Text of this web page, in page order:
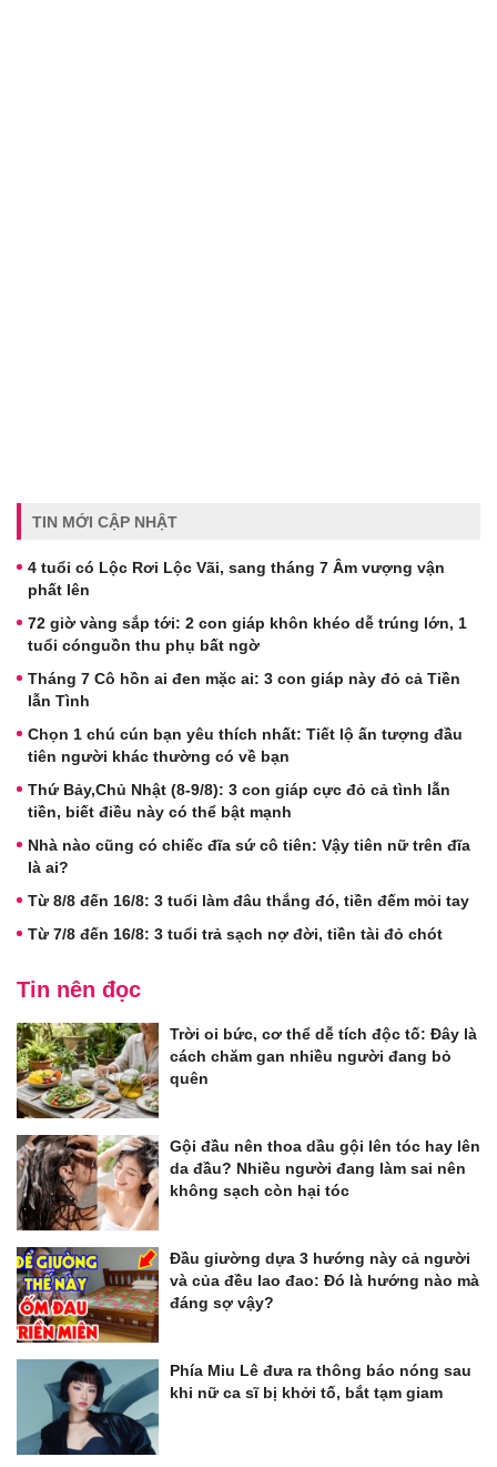
TIN MỚI CẬP NHẬT
4 tuổi có Lộc Rơi Lộc Vãi, sang tháng 7 Âm vượng vận
phất lên
72 giờ vàng sắp tới: 2 con giáp khôn khéo dễ trúng lớn, 1
tuổi cónguồn thu phụ bất ngờ
Tháng 7 Cô hồn ai đen mặc ai: 3 con giáp này đỏ cả Tiền
lẫn Tình
Chọn 1 chú cún bạn yêu thích nhất: Tiết lộ ấn tượng đầu
tiên người khác thường có về bạn
Thứ Bảy,Chủ Nhật (8-9/8): 3 con giáp cực đỏ cả tình lẫn
tiền, biết điều này có thể bật mạnh
Nhà nào cũng có chiếc đĩa sứ cô tiên: Vậy tiên nữ trên đĩa
là ai?
Từ 8/8 đến 16/8: 3 tuổi làm đâu thắng đó, tiền đếm mỏi tay
Từ 7/8 đến 16/8: 3 tuổi trả sạch nợ đời, tiền tài đỏ chót
Tin nên đọc
Trời oi bức, cơ thể dễ tích độc tố: Đây là
cách chăm gan nhiều người đang bỏ
quên
Gội đầu nên thoa dầu gội lên tóc hay lên
da đầu? Nhiều người đang làm sai nên
không sạch còn hại tóc
Đầu giường dựa 3 hướng này cả người
và của đều lao đao: Đó là hướng nào mà
đáng sợ vậy?
Phía Miu Lê đưa ra thông báo nóng sau
khi nữ ca sĩ bị khởi tố, bắt tạm giam